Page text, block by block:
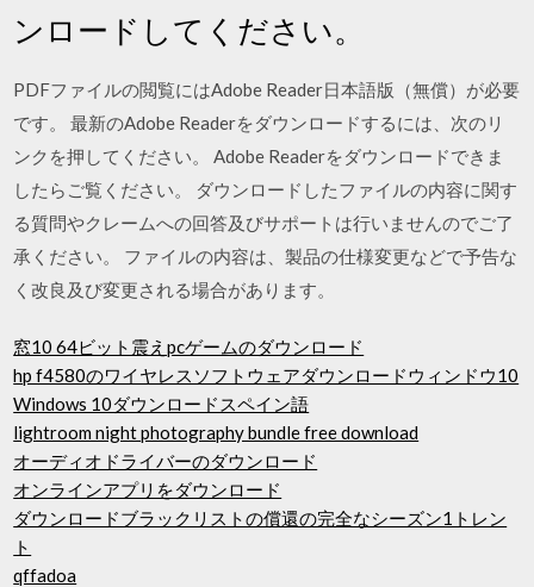
ンロードしてください。
PDFファイルの閲覧にはAdobe Reader日本語版（無償）が必要
です。 最新のAdobe Readerをダウンロードするには、次のリ
ンクを押してください。 Adobe Readerをダウンロードできま
したらご覧ください。 ダウンロードしたファイルの内容に関す
る質問やクレームへの回答及びサポートは行いませんのでご了
承ください。 ファイルの内容は、製品の仕様変更などで予告な
く改良及び変更される場合があります。
窓10 64ビット震えpcゲームのダウンロード
hp f4580のワイヤレスソフトウェアダウンロードウィンドウ10
Windows 10ダウンロードスペイン語
lightroom night photography bundle free download
オーディオドライバーのダウンロード
オンラインアプリをダウンロード
ダウンロードブラックリストの償還の完全なシーズン1トレン
ト
qffadoa